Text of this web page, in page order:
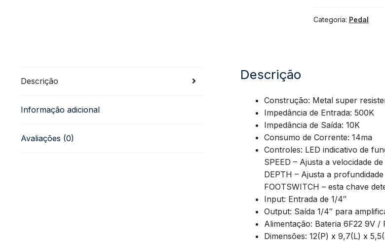
Classic
Categoria: Pedal
Descrição
Informação adicional
Avaliações (0)
Descrição
Construção: Metal super
Impedância de Entrada: 500K
Impedância de Saída: 10K
Consumo de Corrente: 14ma
Controles: LED indicativo de
SPEED – Ajusta a velocidade
DEPTH – Ajusta a
FOOTSWITCH – esta chave
Input: Entrada de 1/4″
Output: Saída 1/4″ para
Alimentação: Bateria 6F22 9V /
Dimensões: 12(P) x 9,7(L) x